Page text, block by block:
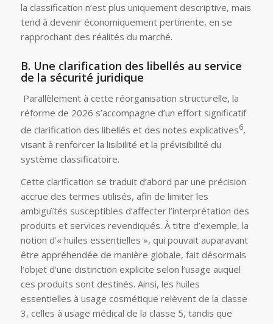
la classification n’est plus uniquement descriptive, mais
tend à devenir économiquement pertinente, en se
rapprochant des réalités du marché.
B. Une clarification des libellés au service
de la sécurité juridique
Parallèlement à cette réorganisation structurelle, la
réforme de 2026 s’accompagne d’un effort significatif
de clarification des libellés et des notes explicatives6,
visant à renforcer la lisibilité et la prévisibilité du
système classificatoire.
Cette clarification se traduit d’abord par une précision
accrue des termes utilisés, afin de limiter les
ambiguïtés susceptibles d’affecter l’interprétation des
produits et services revendiqués. À titre d’exemple, la
notion d’« huiles essentielles », qui pouvait auparavant
être appréhendée de manière globale, fait désormais
l’objet d’une distinction explicite selon l’usage auquel
ces produits sont destinés. Ainsi, les huiles
essentielles à usage cosmétique relèvent de la classe
3, celles à usage médical de la classe 5, tandis que